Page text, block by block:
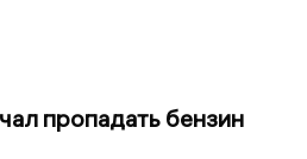
пропадать бензин